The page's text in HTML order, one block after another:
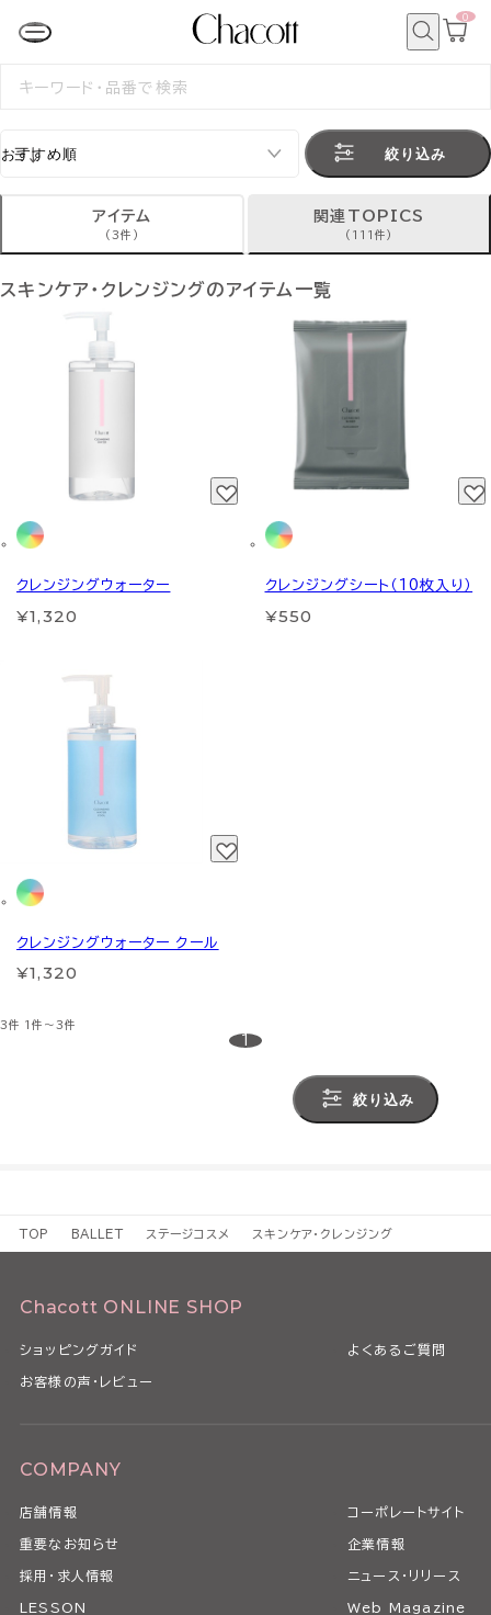
カ
0
検
絞り込み
アイテム
(3件)
関連TOPICS
(111件)
スキンケア・クレンジングのアイテム一覧
クレンジングウォーター
¥1,320
クレンジングシート（10枚入り）
¥550
クレンジングウォーター クール
¥1,320
3件 1件～3件
1
絞り込み
TOP BALLET ステージコスメ スキンケア・クレンジング
Chacott ONLINE SHOP
ショッピングガイド よくあるご質問
お客様の声・レビュー
COMPANY
店舗情報 コーポレートサイト
重要なお知らせ 企業情報
採用・求人情報 ニュース・リリース
LESSON Web Magazine